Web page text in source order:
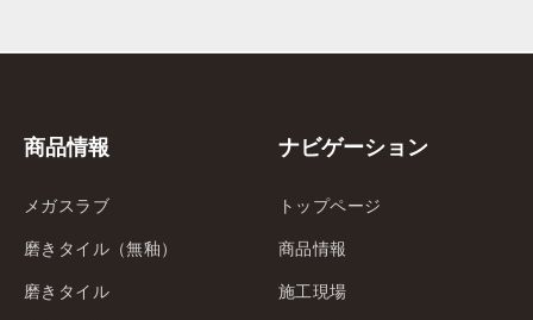
商品情報
メガスラブ
磨きタイル（無釉）
磨きタイル
ナビゲーション
トップページ
商品情報
施工現場